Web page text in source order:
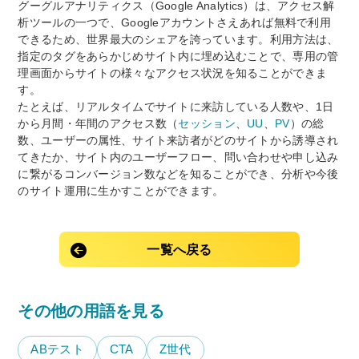
グーグルアナリティクス（Google Analytics）は、アクセス解
析ツールの一つで、Googleアカウントさえあれば無料で利用
できるため、世界最大のシェアを誇っています。利用方法は、
指定のタグをあらかじめサイト内に埋め込むことで、専用の管
理画面からサイトの様々なアクセス状況を知ることができま
す。
たとえば、リアルタイムでサイトに来訪している人数や、1日
から月間・年間のアクセス数（ セッション、 UU 、 PV）の総
数、ユーザーの属性、サイト来訪者がどのサイトから誘導され
てきたか、サイト内のユーザーフロー、問い合わせや申し込み
に繋がるコンバージョン数などを知ることができ、分析や今後
のサイト運用に生かすことができます。
一覧へ戻る
その他の用語を見る
ABテスト CTA Z世代